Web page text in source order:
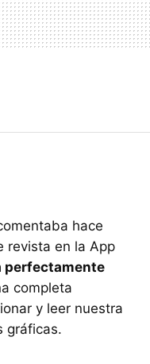
hace
revista en la App
perfectamente
completa
y leer nuestra
gráficas.